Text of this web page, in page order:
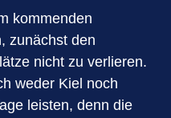
kommenden
zunächst den
nicht zu verlieren.
weder Kiel noch
leisten, denn die